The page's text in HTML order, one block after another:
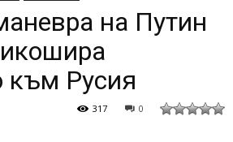
на Путин
към Русия
0
317